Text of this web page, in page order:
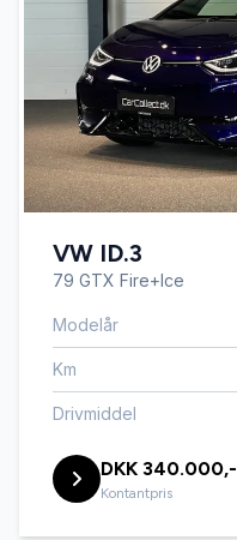
VW ID.3
79 GTX Fire+Ice
Modelår
Km
Drivmiddel
DKK 340.000,-
Kontantpris